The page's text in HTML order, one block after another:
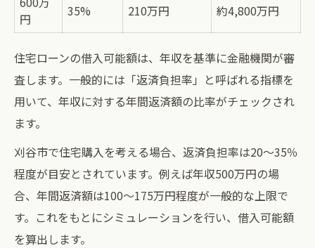
円
35% 210万円 約4,800万円
住宅ローンの借入可能額は、年収を基準に金融機関が審
査します。一般的には「返済負担率」と呼ばれる指標を
用いて、年収に対する年間返済額の比率がチェックされ
ます。
刈谷市で住宅購入を考える場合、返済負担率は20〜35％
程度が目安とされています。例えば年収500万円の場
合、年間返済額は100〜175万円程度が一般的な上限で
す。これをもとにシミュレーションを行い、借入可能額
を算出します。